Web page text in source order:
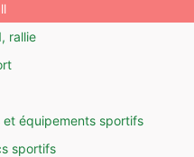
rallie
et équipements sportifs
sportifs